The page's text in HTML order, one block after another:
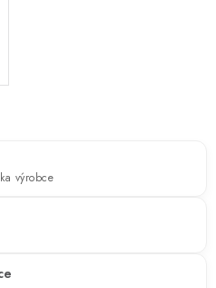
výrobce